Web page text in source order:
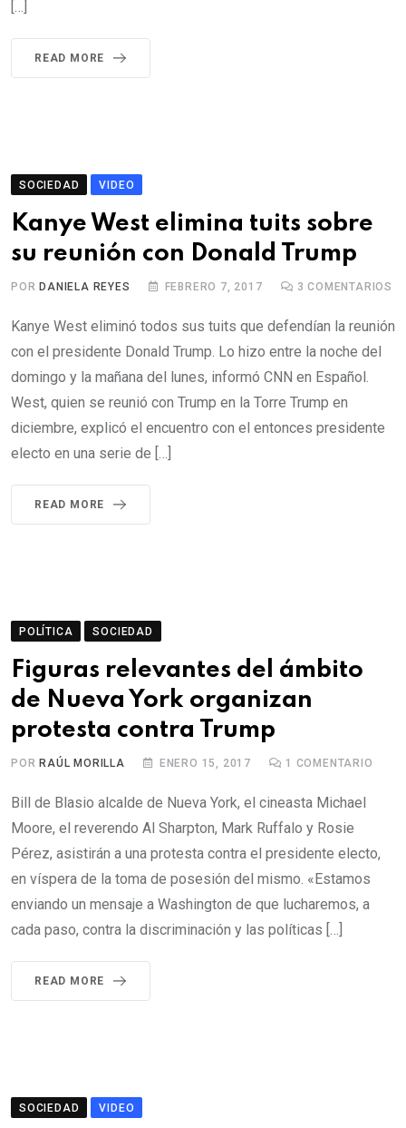
[…]
READ MORE
SOCIEDAD VIDEO
Kanye West elimina tuits sobre
su reunión con Donald Trump
POR DANIELA REYES FEBRERO 7, 2017 3 COMENTARIOS
Kanye West eliminó todos sus tuits que defendían la reunión
con el presidente Donald Trump. Lo hizo entre la noche del
domingo y la mañana del lunes, informó CNN en Español.
West, quien se reunió con Trump en la Torre Trump en
diciembre, explicó el encuentro con el entonces presidente
electo en una serie de […]
READ MORE
POLÍTICA SOCIEDAD
Figuras relevantes del ámbito
de Nueva York organizan
protesta contra Trump
POR RAÚL MORILLA ENERO 15, 2017 1 COMENTARIO
Bill de Blasio alcalde de Nueva York, el cineasta Michael
Moore, el reverendo Al Sharpton, Mark Ruffalo y Rosie
Pérez, asistirán a una protesta contra el presidente electo,
en víspera de la toma de posesión del mismo. «Estamos
enviando un mensaje a Washington de que lucharemos, a
cada paso, contra la discriminación y las políticas […]
READ MORE
SOCIEDAD VIDEO